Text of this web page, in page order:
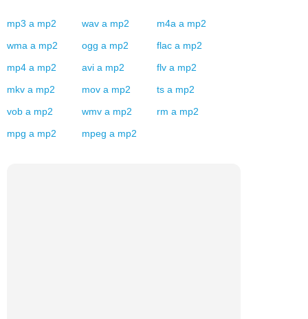
mp3 a mp2 wav a mp2 m4a a mp2
wma a mp2 ogg a mp2 flac a mp2
mp4 a mp2 avi a mp2 flv a mp2
mkv a mp2 mov a mp2 ts a mp2
vob a mp2 wmv a mp2 rm a mp2
mpg a mp2 mpeg a mp2